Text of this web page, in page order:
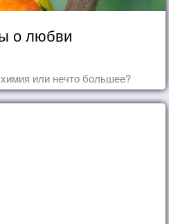
о любви
или нечто большее?